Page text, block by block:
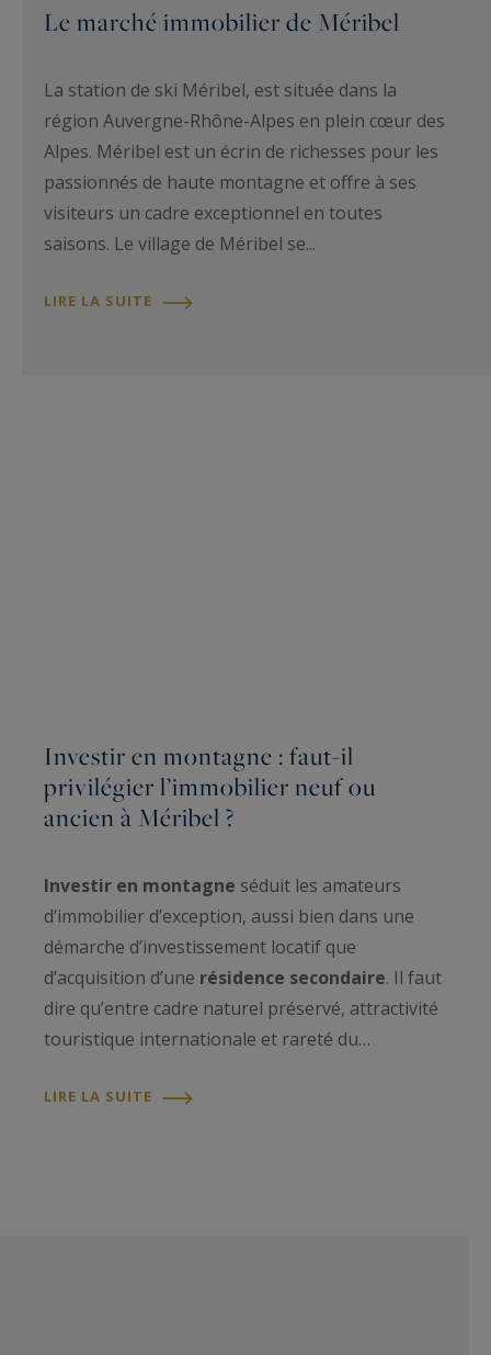
Le marché immobilier de Méribel
La station de ski Méribel, est située dans la
région Auvergne-Rhône-Alpes en plein cœur des
Alpes. Méribel est un écrin de richesses pour les
passionnés de haute montagne et offre à ses
visiteurs un cadre exceptionnel en toutes
saisons. Le village de Méribel se...
LIRE LA SUITE
Investir en montagne : faut-il
privilégier l’immobilier neuf ou
ancien à Méribel ?
Investir en montagne séduit les amateurs
d’immobilier d’exception, aussi bien dans une
démarche d’investissement locatif que
d’acquisition d’une résidence secondaire. Il faut
dire qu’entre cadre naturel préservé, attractivité
touristique internationale et rareté du…
LIRE LA SUITE